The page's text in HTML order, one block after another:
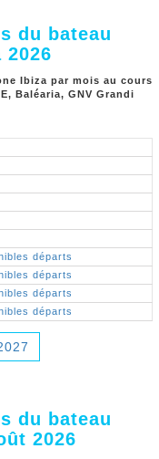
du bateau
2026
Ibiza par mois au cours
Baléaria, GNV Grandi
départs
départs
départs
départs
du bateau
2026